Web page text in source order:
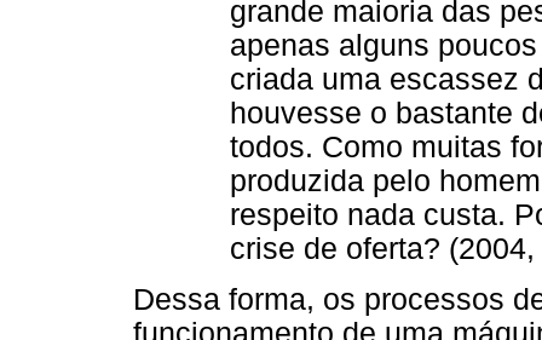
grande maioria das
apenas alguns
criada uma escassez
houvesse o bastante
todos. Como muitas
produzida pelo
respeito nada custa.
crise de oferta?
Dessa forma, os processos
funcionamento de uma